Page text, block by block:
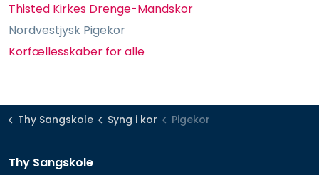
Thisted Kirkes Drenge-Mandskor
Nordvestjysk Pigekor
Korfællesskaber for alle
Thy Sangskole Syng i kor Pigekor
Thy Sangskole